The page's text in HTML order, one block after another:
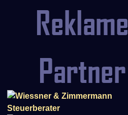
Reklame
Partner